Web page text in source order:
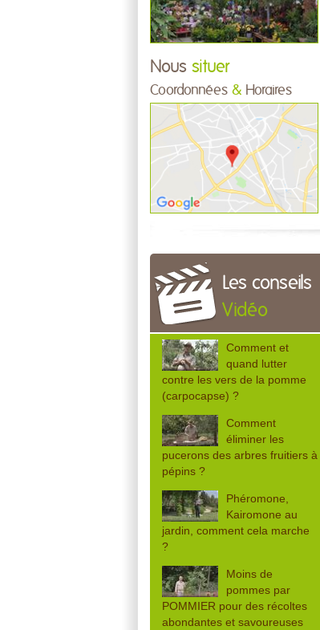
Nous situer
Coordonnées & Horaires
Les conseils
Vidéo
Comment et
quand lutter
contre les vers de la pomme
(carpocapse) ?
Comment
éliminer les
pucerons des arbres fruitiers à
pépins ?
Phéromone,
Kairomone au
jardin, comment cela marche
?
Moins de
pommes par
POMMIER pour des récoltes
abondantes et savoureuses